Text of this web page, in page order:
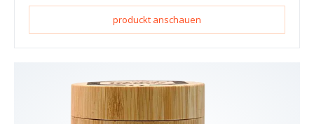
produckt anschauen